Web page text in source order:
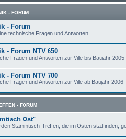
- FORUM
- Forum
technische Fragen und Antworten
- Forum NTV 650
Fragen und Antworten zur Ville bis Baujahr 2005
- Forum NTV 700
Fragen und Antworten zur Ville ab Baujahr 2006
- FORUM
Ost"
Stammtisch-Treffen, die im Osten stattfinden,